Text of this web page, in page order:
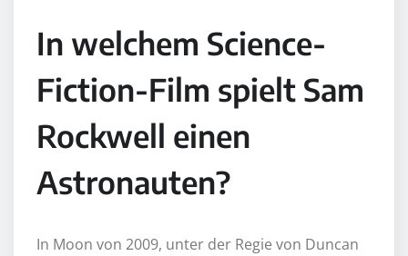
In welchem Science-
Fiction-Film spielt Sam
Rockwell einen
Astronauten?
In Moon von 2009, unter der Regie von Duncan